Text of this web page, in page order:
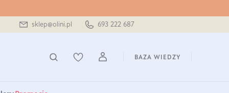
sklep@olini.pl 693 222 687
BAZA WIEDZY